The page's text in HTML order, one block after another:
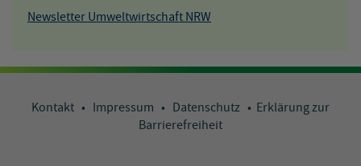
Newsletter Umweltwirtschaft NRW
Kontakt • Impressum • Datenschutz • Erklärung zur
Barrierefreiheit